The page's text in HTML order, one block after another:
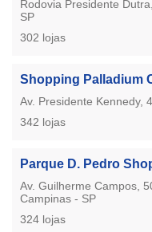
Rodovia Presidente
SP
302 lojas
Shopping Palladium
Av. Presidente Kennedy,
342 lojas
Parque D. Pedro
Av. Guilherme Campos,
Campinas - SP
324 lojas